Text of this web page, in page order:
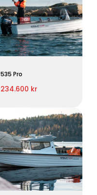
535 Pro
234.600 kr